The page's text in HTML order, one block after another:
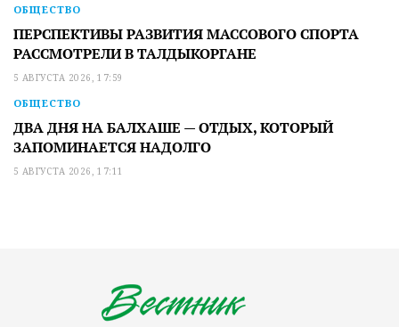
ОБЩЕСТВО
ПЕРСПЕКТИВЫ РАЗВИТИЯ МАССОВОГО СПОРТА
РАССМОТРЕЛИ В ТАЛДЫКОРГАНЕ
5 АВГУСТА 2026, 17:59
ОБЩЕСТВО
ДВА ДНЯ НА БАЛХАШЕ — ОТДЫХ, КОТОРЫЙ
ЗАПОМИНАЕТСЯ НАДОЛГО
5 АВГУСТА 2026, 17:11